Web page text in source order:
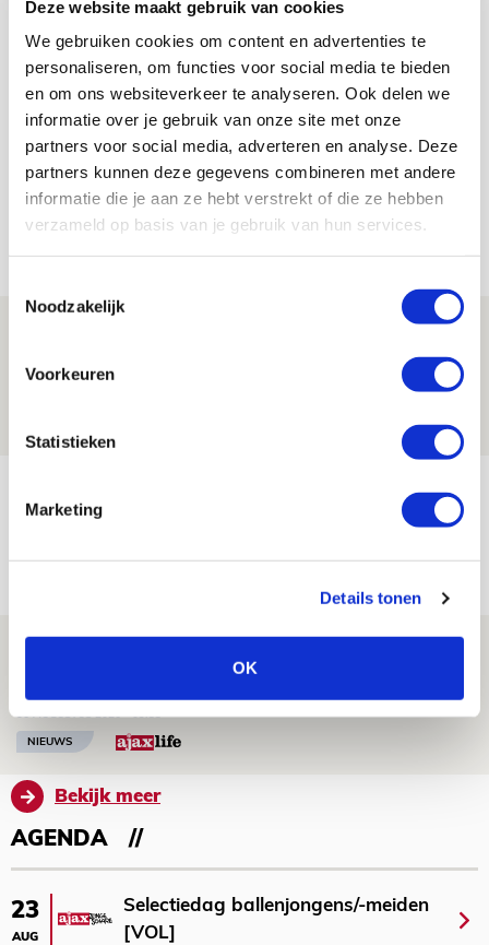
Deze website maakt gebruik van cookies
We gebruiken cookies om content en advertenties te
personaliseren, om functies voor social media te bieden
en om ons websiteverkeer te analyseren. Ook delen we
informatie over je gebruik van onze site met onze
partners voor social media, adverteren en analyse. Deze
partners kunnen deze gegevens combineren met andere
informatie die je aan ze hebt verstrekt of die ze hebben
verzameld op basis van je gebruik van hun services.
Noodzakelijk
Voorkeuren
Statistieken
Marketing
Details tonen
OK
de beste elf’
Lindy Hofstra
Bekijk alle berichten van Lindy Hofstra
Word ballenjongen of -meid bij Jong
Ajax - Helmond Sport!
Reis jij als mascotte mee naar uitduel
met Telstar?
06 AUGUSTUS 2026 - 09:33
NIEUWS
Bekijk meer
AGENDA
23
AUG
Selectiedag ballenjongens/-meiden
[VOL]